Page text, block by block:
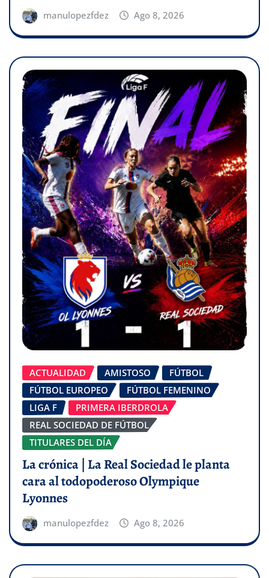
manulopezfdez Ago 8, 2026
ACTUALIDAD AMISTOSO
FÚTBOL
FÚTBOL EUROPEO
FÚTBOL FEMENINO
LIGA F
PRIMERA IBERDROLA
REAL SOCIEDAD DE FÚTBOL
TITULARES DEL DÍA
La crónica | La Real Sociedad le planta
cara al todopoderoso Olympique
Lyonnes
manulopezfdez Ago 8, 2026